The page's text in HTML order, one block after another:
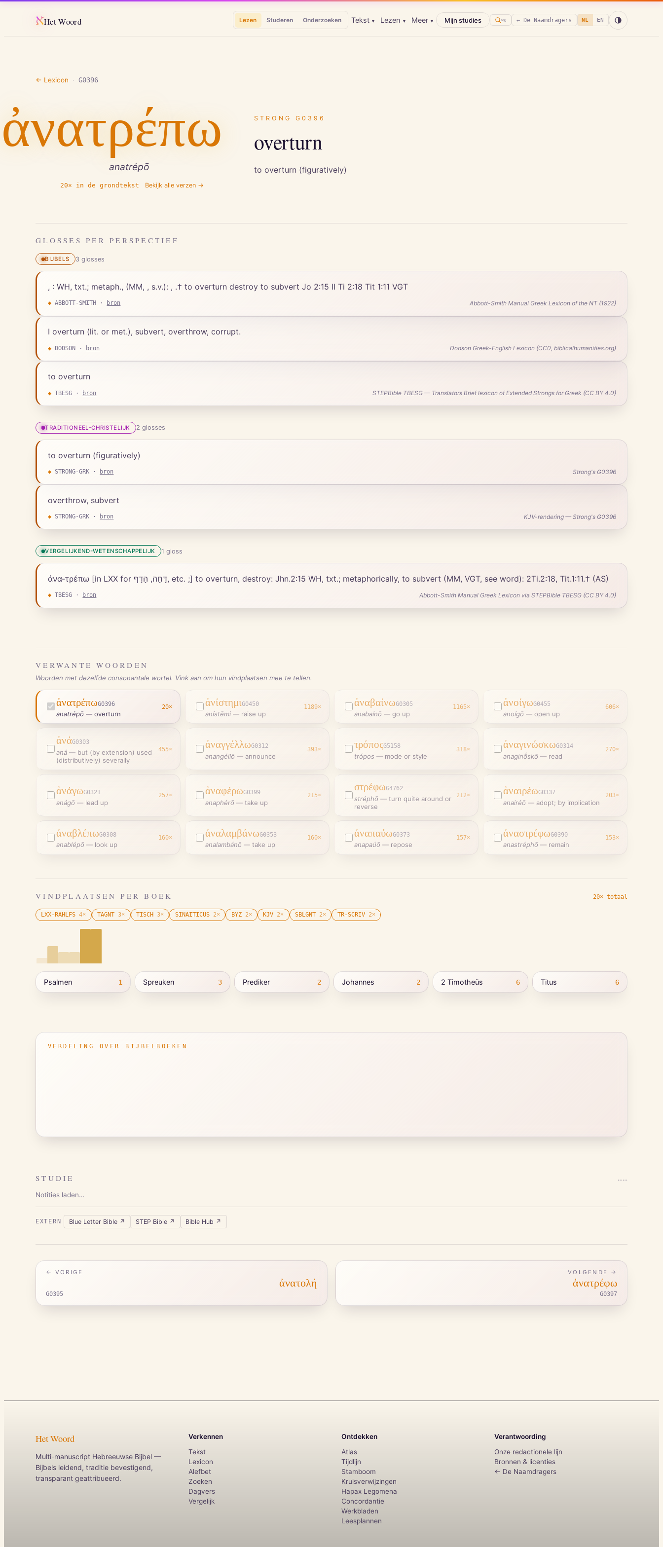
אHet Woord Lezen Studeren Onderzoeken Tekst ▾ Lezen ▾ Meer ▾ Mijn studies ⌘K ← De Naamdragers NL EN
← Lexicon · G0396
ἀνατρέπω
anatrépō
20× in de grondtekst Bekijk alle verzen →
STRONG G0396
overturn
to overturn (figuratively)
GLOSSES PER PERSPECTIEF
BIJBELS 3glosses
, : WH, txt.; metaph., (MM, , s.v.): , .† to overturn destroy to subvert Jo 2:15 II Ti 2:18 Tit 1:11 VGT
◆ ABBOTT-SMITH · bron Abbott-Smith Manual Greek Lexicon of the NT (1922)
I overturn (lit. or met.), subvert, overthrow, corrupt.
◆ DODSON · bron Dodson Greek-English Lexicon (CC0, biblicalhumanities.org)
to overturn
◆ TBESG · bron STEPBible TBESG — Translators Brief lexicon of Extended Strongs for Greek (CC BY 4.0)
TRADITIONEEL-CHRISTELIJK 2 glosses
to overturn (figuratively)
◆ STRONG-GRK · bron Strong's G0396
overthrow, subvert
◆ STRONG-GRK · bron KJV-rendering — Strong's G0396
VERGELIJKEND-WETENSCHAPPELIJK 1 gloss
ἀνα-τρέπω [in LXX for דָּחָה, הָדַף, etc. ;] to overturn, destroy: Jhn.2:15 WH, txt.; metaphorically, to subvert (MM, VGT, see word): 2Ti.2:18, Tit.1:11.† (AS)
◆ TBESG · bron Abbott-Smith Manual Greek Lexicon via STEPBible TBESG (CC BY 4.0)
VERWANTE WOORDEN
Woorden met dezelfde consonantale wortel. Vink aan om hun vindplaatsen mee te tellen.
ἀνατρέπωG0396
anatrépō — overturn
20× ἀνίστημιG0450
anístēmi — raise up
1189× ἀναβαίνωG0305
anabaínō — go up
1165× ἀνοίγωG0455
anoígō — open up
606×
ἀνάG0303
aná — but (by extension) used
(distributively) severally
455× ἀναγγέλλωG0312
anangéllō — announce
393× τρόποςG5158
trópos — mode or style
318× ἀναγινώσκωG0314
anaginṓskō — read
270×
ἀνάγωG0321
anágō — lead up
257× ἀναφέρωG0399
anaphérō — take up
215×
στρέφωG4762
stréphō — turn quite around or
reverse
212× ἀναιρέωG0337
anairéō — adopt; by implication
203×
ἀναβλέπωG0308
anablépō — look up
160× ἀναλαμβάνωG0353
analambánō — take up
160× ἀναπαύωG0373
anapaúō — repose
157× ἀναστρέφωG0390
anastréphō — remain
153×
VINDPLAATSEN PER BOEK 20× totaal
LXX-RAHLFS 4× TAGNT 3× TISCH 3× SINAITICUS 2× BYZ 2× KJV 2× SBLGNT 2× TR-SCRIV 2×
Psalmen 1 Spreuken 3 Prediker 2 Johannes 2 2 Timotheüs 6 Titus 6
VERDELING OVER BIJBELBOEKEN
STUDIE ……
Notities laden…
EXTERN Blue Letter Bible↗ STEP Bible↗ Bible Hub ↗
← VORIGE
ἀνατολή
G0395
VOLGENDE →
ἀνατρέφω
G0397
Het Woord
Multi-manuscript Hebreeuwse Bijbel —
Bijbels leidend, traditie bevestigend,
transparant geattribueerd.
Verkennen
Tekst
Lexicon
Alefbet
Zoeken
Dagvers
Vergelijk
Ontdekken
Atlas
Tijdlijn
Stamboom
Kruisverwijzingen
Hapax Legomena
Concordantie
Werkbladen
Leesplannen
Verantwoording
Onze redactionele lijn
Bronnen & licenties
← De Naamdragers